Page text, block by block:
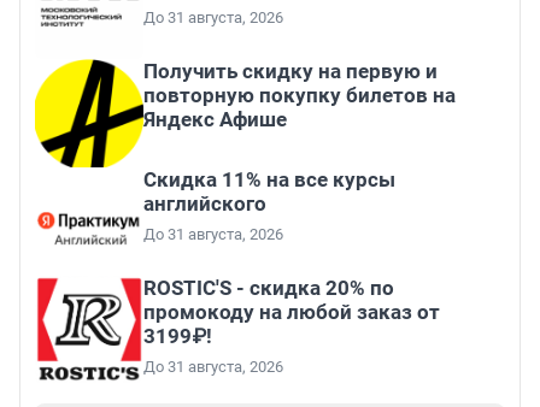
До 31 августа, 2026
Получить скидку на первую и
повторную покупку билетов на
Яндекс Афише
Скидка 11% на все курсы
английского
До 31 августа, 2026
ROSTIC'S - скидка 20% по
промокоду на любой заказ от
3199₽!
До 31 августа, 2026